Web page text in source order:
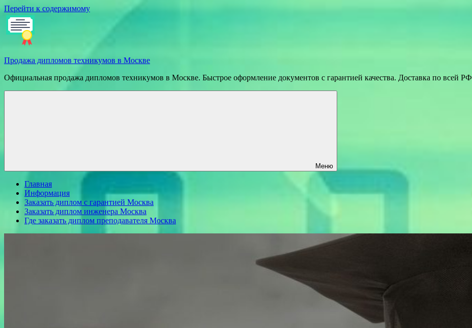
Перейти к содержимому
Продажа дипломов техникумов в Москве
Официальная продажа дипломов техникумов в Москве. Быстрое оформление документов с гарантией качества. Доставка по всей РФ
Меню
Главная
Информация
Заказать диплом с гарантией Москва
Заказать диплом инженера Москва
Где заказать диплом преподавателя Москва